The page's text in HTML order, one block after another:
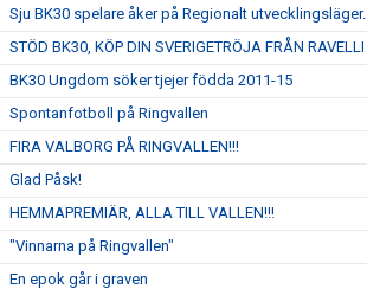
Sju BK30 spelare åker på Regionalt utvecklingsläger.
STÖD BK30, KÖP DIN SVERIGETRÖJA FRÅN RAVELLI
BK30 Ungdom söker tjejer födda 2011-15
Spontanfotboll på Ringvallen
FIRA VALBORG PÅ RINGVALLEN!!!
Glad Påsk!
HEMMAPREMIÄR, ALLA TILL VALLEN!!!
"Vinnarna på Ringvallen"
En epok går i graven